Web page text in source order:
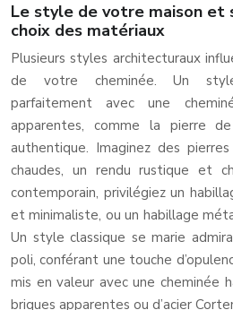
Le style de votre maison et
choix des matériaux
Plusieurs styles architecturaux
de votre cheminée. Un style
parfaitement avec une
apparentes, comme la pierre
authentique. Imaginez des
chaudes, un rendu rustique et
contemporain, privilégiez un
et minimaliste, ou un habillage
Un style classique se marie
poli, conférant une touche
mis en valeur avec une cheminée
briques apparentes ou d’acier